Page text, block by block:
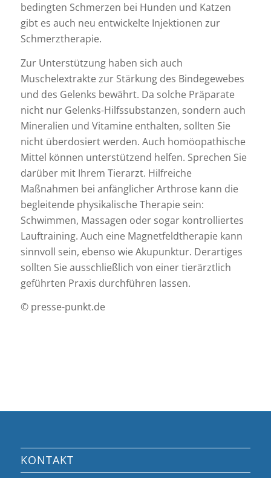
bedingten Schmerzen bei Hunden und Katzen
gibt es auch neu entwickelte Injektionen zur
Schmerztherapie.
Zur Unterstützung haben sich auch
Muschelextrakte zur Stärkung des Bindegewebes
und des Gelenks bewährt. Da solche Präparate
nicht nur Gelenks-Hilfssubstanzen, sondern auch
Mineralien und Vitamine enthalten, sollten Sie
nicht überdosiert werden. Auch homöopathische
Mittel können unterstützend helfen. Sprechen Sie
darüber mit Ihrem Tierarzt. Hilfreiche
Maßnahmen bei anfänglicher Arthrose kann die
begleitende physikalische Therapie sein:
Schwimmen, Massagen oder sogar kontrolliertes
Lauftraining. Auch eine Magnetfeldtherapie kann
sinnvoll sein, ebenso wie Akupunktur. Derartiges
sollten Sie ausschließlich von einer tierärztlich
geführten Praxis durchführen lassen.
© presse-punkt.de
KONTAKT